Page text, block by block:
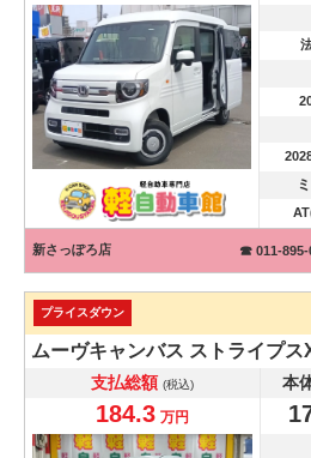
新さっぽろ店 ☎ 011-895-
プライスダウン
ムーヴキャンバス ストライプス
支払総額 (税込) 本
184.3 万円